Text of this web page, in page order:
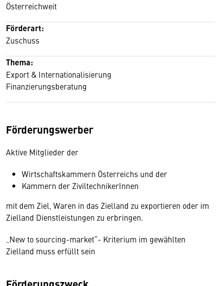
Österreichweit
Förderart:
Zuschuss
Thema:
Export & Internationalisierung
Finanzierungsberatung
Förderungswerber
Aktive Mitglieder der
Wirtschaftskammern Österreichs und der
Kammern der ZiviltechnikerInnen
mit dem Ziel, Waren in das Zielland zu exportieren oder im
Zielland Dienstleistungen zu erbringen.
„New to sourcing-market“- Kriterium im gewählten
Zielland muss erfüllt sein